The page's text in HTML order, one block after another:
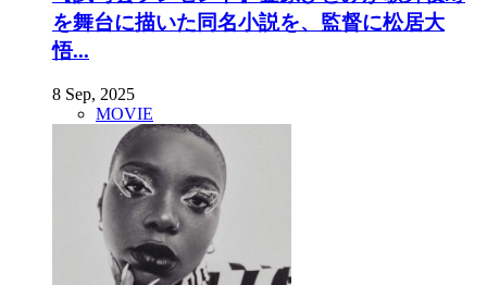
を舞台に描いた同名小説を、監督に松居大
悟...
8 Sep, 2025
MOVIE